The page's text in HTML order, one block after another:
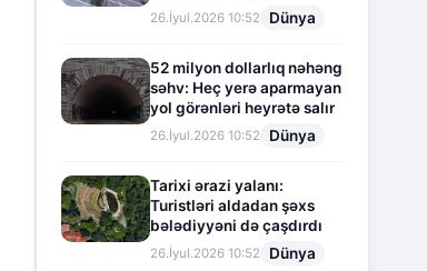
26.İyul.2026 10:52 Dünya
52 milyon dollarlıq nəhəng
səhv: Heç yerə aparmayan
yol görənləri heyrətə salır
26.İyul.2026 10:52 Dünya
Tarixi ərazi yalanı:
Turistləri aldadan şəxs
bələdiyyəni də çaşdırdı
26.İyul.2026 10:52 Dünya